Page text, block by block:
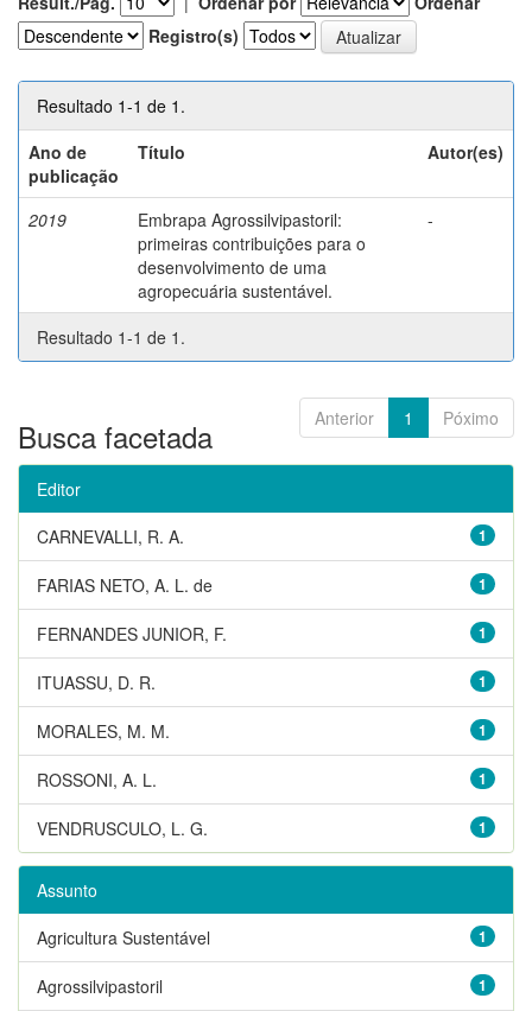
Registro(s)
Resultado 1-1 de 1.
Ano de
publicação
Título Autor(es)
2019
Embrapa Agrossilvipastoril:
primeiras contribuições para o
desenvolvimento de uma
agropecuária sustentável.
-
Resultado 1-1 de 1.
Anterior 1 Póximo
Busca facetada
Editor
1
CARNEVALLI, R. A.
1
FARIAS NETO, A. L. de
1
FERNANDES JUNIOR, F.
1
ITUASSU, D. R.
1
MORALES, M. M.
1
ROSSONI, A. L.
1
VENDRUSCULO, L. G.
Assunto
1
Agricultura Sustentável
1
Agrossilvipastoril